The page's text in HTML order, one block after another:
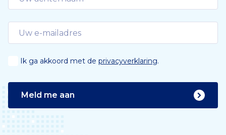
Ik ga akkoord met de privacyverklaring.
Meld me aan